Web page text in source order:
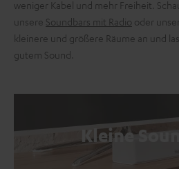
weniger Kabel und mehr Freiheit.
unsere Soundbars mit Radio oder
kleinere und größere Räume an und
gutem Sound.
Kleine